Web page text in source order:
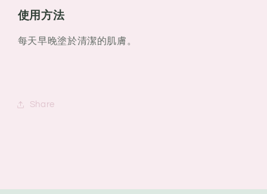
使用方法
每天早晚塗於清潔的肌膚。
Share